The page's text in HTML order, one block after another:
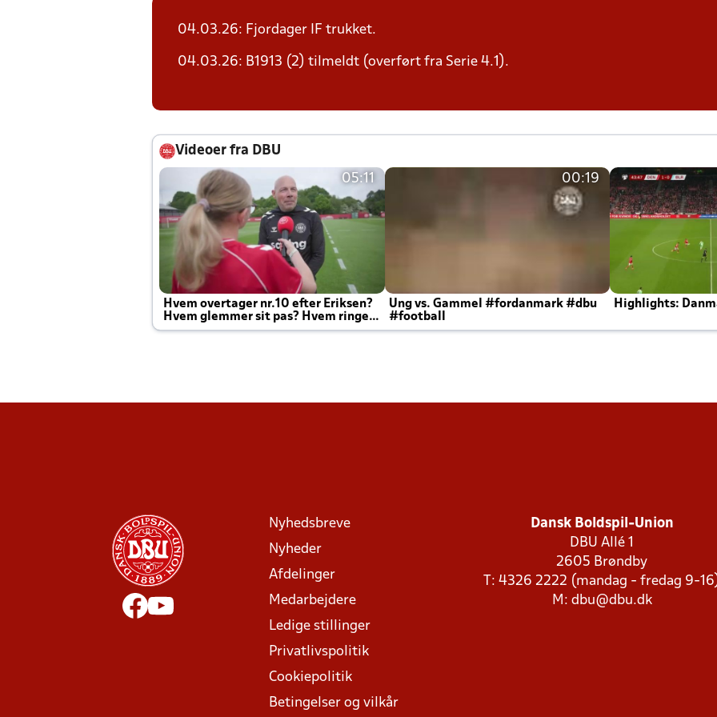
04.03.26: Fjordager IF trukket.
04.03.26: B1913 (2) tilmeldt (overført fra Serie 4.1).
Videoer fra DBU
05:11
Hvem overtager nr.10 efter Eriksen?
Hvem glemmer sit pas? Hvem ringer
Joachim altid til efter kampe?
00:19
Ung vs. Gammel #fordanmark #dbu
#football
Highlights:
Nyhedsbreve
Nyheder
Afdelinger
Medarbejdere
Ledige stillinger
Privatlivspolitik
Cookiepolitik
Betingelser og vilkår
Dansk Boldspil-Union
DBU Allé 1
2605 Brøndby
T: 4326 2222 (mandag - fredag 9-
M: dbu@dbu.dk